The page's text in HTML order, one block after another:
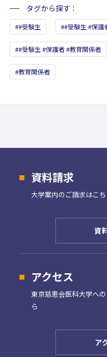
タグから探す
#受験生 #受験生 #保護
#受験生 #保護者 #教育関係者
教育関係者
資料請求
大学案内の ご請求はこ
資
アクセス
東京慈恵会医科大学への
ら
ア